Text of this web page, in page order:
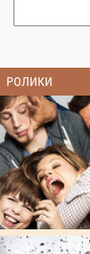
РОЛИКИ